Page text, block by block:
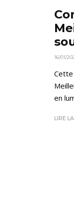
16/01/
en
LIRE